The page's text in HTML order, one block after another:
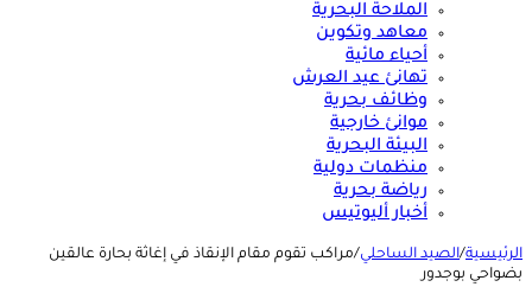
الملاحة البحرية
معاهد وتكوين
أحياء مائية
تهانئ عيد العرش
وظائف بحرية
موانئ خارجية
البيئة البحرية
منظمات دولية
رياضة بحرية
أخبار أليوتيس
الرئيسية/الصيد الساحلي/مراكب تقوم مقام الإنقاذ في إغاثة بحارة عالقين
بضواحي بوجدور